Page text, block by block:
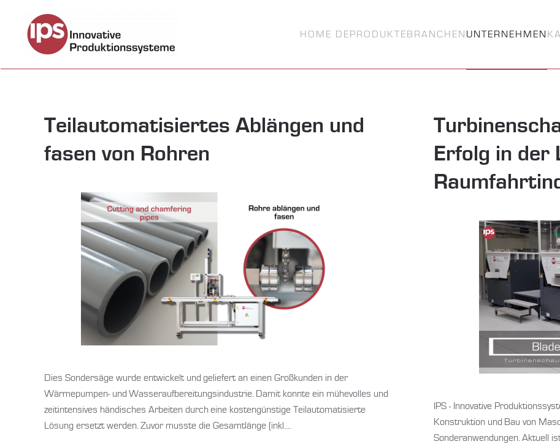
Zum Hauptinhalt springen HOME DEPRODUKTEBRANCHEN UNTERNEHMEN
Teilautomatisiertes Ablängen und
fasen von Rohren
Dies Sondersäge wurde entwickelt und geliefert an einen Großkunden in der
Wärmepumpen- und Wasseraufbereitungsindustrie. Damit konnte ein mühevolles und
zeitintensives händisches Arbeiten durch eine kostengünstige Teilautomatisierte
Lösung ersetzt werden. Zuvor musste die Gesamtlänge (inkl....
Erfolg in der
IPS - Innovative
Konstruktion und Bau von
Sonderanwendungen. Aktuell